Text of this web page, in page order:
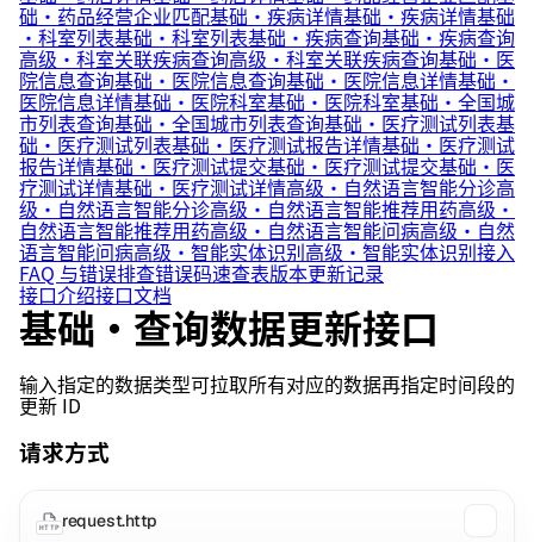
础·药品经营企业匹配基础·疾病详情基础·疾病详情基础
·科室列表基础·科室列表基础·疾病查询基础·疾病查询
高级·科室关联疾病查询高级·科室关联疾病查询基础·医
院信息查询基础·医院信息查询基础·医院信息详情基础·
医院信息详情基础·医院科室基础·医院科室基础·全国城
市列表查询基础·全国城市列表查询基础·医疗测试列表基
础·医疗测试列表基础·医疗测试报告详情基础·医疗测试
报告详情基础·医疗测试提交基础·医疗测试提交基础·医
疗测试详情基础·医疗测试详情高级·自然语言智能分诊高
级·自然语言智能分诊高级·自然语言智能推荐用药高级·
自然语言智能推荐用药高级·自然语言智能问病高级·自然
语言智能问病高级·智能实体识别高级·智能实体识别接入
FAQ 与错误排查错误码速查表版本更新记录
接口介绍接口文档
基础·查询数据更新接口
输入指定的数据类型可拉取所有对应的数据再指定时间段的
更新 ID
请求方式
HTTP request.http